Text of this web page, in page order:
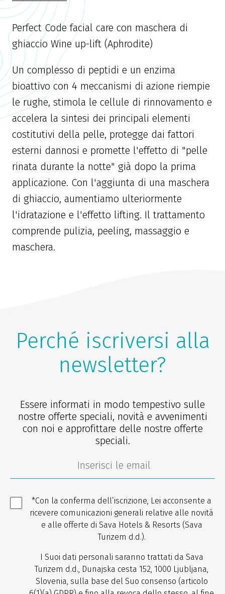
Perfect Code facial care con maschera di
ghiaccio Wine up-lift (Aphrodite)
Un complesso di peptidi e un enzima
bioattivo con 4 meccanismi di azione riempie
le rughe, stimola le cellule di rinnovamento e
accelera la sintesi dei principali elementi
costitutivi della pelle, protegge dai fattori
esterni dannosi e promette l'effetto di "pelle
rinata durante la notte" già dopo la prima
applicazione. Con l'aggiunta di una maschera
di ghiaccio, aumentiamo ulteriormente
l'idratazione e l'effetto lifting. Il trattamento
comprende pulizia, peeling, massaggio e
maschera.
Perché iscriversi alla
newsletter?
Essere informati in modo tempestivo sulle
nostre offerte speciali, novità e avvenimenti
con noi e approfittare delle nostre offerte
speciali.
*Con la conferma dell’iscrizione, Lei acconsente a
ricevere comunicazioni generali relative alle novità
e alle offerte di Sava Hotels & Resorts (Sava
Turizem d.d.).
I Suoi dati personali saranno trattati da Sava
Turizem d.d., Dunajska cesta 152, 1000 Ljubljana,
Slovenia, sulla base del Suo consenso (articolo